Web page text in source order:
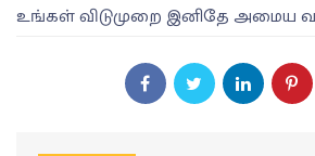
உங்கள் விடுமுறை இனிதே அமைய